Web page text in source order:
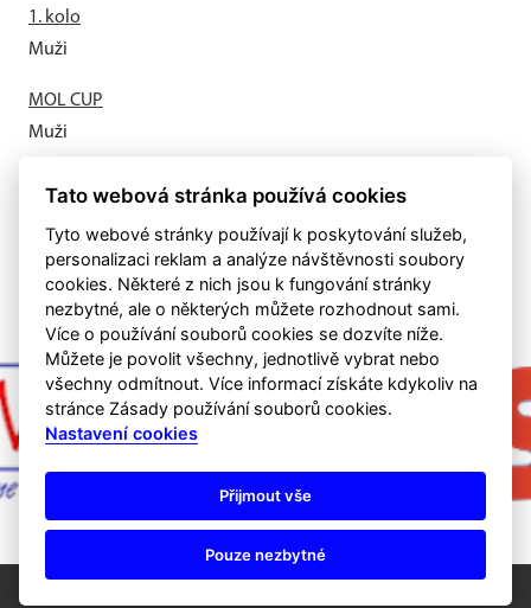
1. kolo
Muži
MOL CUP
Muži
Letní příprava odstartovala
Tato webová stránka používá cookies
Tyto webové stránky používají k poskytování služeb,
personalizaci reklam a analýze návštěvnosti soubory
cookies. Některé z nich jsou k fungování stránky
nezbytné, ale o některých můžete rozhodnout sami.
Více o používání souborů cookies se dozvíte níže.
Můžete je povolit všechny, jednotlivě vybrat nebo
všechny odmítnout. Více informací získáte kdykoliv na
stránce Zásady používání souborů cookies.
Nastavení cookies
Přijmout vše
Pouze nezbytné